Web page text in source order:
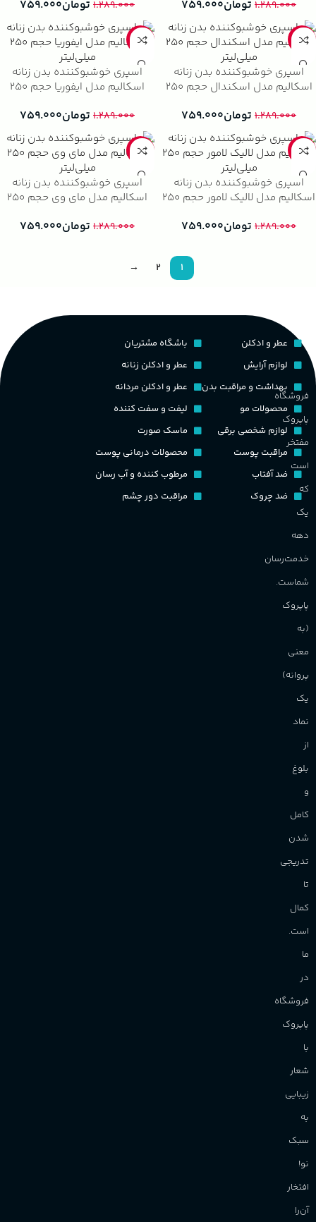
۱.۲۸۹.۰۰۰ تومان۷۵۹.۰۰۰ ۱.۲۸۹.۰۰۰ تومان۷۵۹.۰۰۰
-41%
اسپری خوشبوکننده بدن زنانه
اسکالیم مدل اسکندال حجم ۲۵۰
۱.۲۸۹.۰۰۰ تومان۷۵۹.۰۰۰
-41%
اسپری خوشبوکننده بدن زنانه
اسکالیم مدل ایفوریا حجم ۲۵۰
۱.۲۸۹.۰۰۰ تومان۷۵۹.۰۰۰
-41%
اسپری خوشبوکننده بدن زنانه
اسکالیم مدل لالیک لامور حجم ۲۵۰
۱.۲۸۹.۰۰۰ تومان۷۵۹.۰۰۰
-41%
اسپری خوشبوکننده بدن زنانه
اسکالیم مدل مای وی حجم ۲۵۰
۱.۲۸۹.۰۰۰ تومان۷۵۹.۰۰۰
1
2
→
فروشگاه
پاپروک
مفتخر
است
که
یک
دهه
خدمت‌رسان
شماست.
پاپروک
(به
معنی
پروانه)
یک
نماد
از
بلوغ
و
کامل
شدن
تدریجی
تا
کمال
است.
ما
در
فروشگاه
پاپروک
با
شعار
زیبایی
به
سبک
نو!
افتخار
آن‌را
عطر و ادکلن
لوازم آرایش
بهداشت و مراقبت بدن
محصولات مو
لوازم شخصی برقی
مراقبت پوست
ضد آفتاب
ضد چروک
باشگاه مشتریان
عطر و ادکلن زنانه
عطر و ادکلن مردانه
لیفت و سفت کننده
ماسک صورت
محصولات درمانی پوست
مرطوب کننده و آب رسان
مراقبت دور چشم